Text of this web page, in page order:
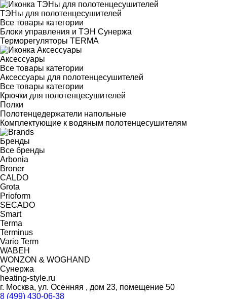
ТЭНы для полотенцесушителей
Все товары категории
Блоки управления и ТЭН Сунержа
Терморегуляторы TERMA
Аксессуары
Все товары категории
Аксессуары для полотенцесушителей
Все товары категории
Крючки для полотенцесушителей
Полки
Полотенцедержатели напольные
Комплектующие к водяным полотенцесушителям
Бренды
Все бренды
Arbonia
Broner
CALDO
Grota
Prioform
SECADO
Smart
Terma
Terminus
Vario Term
WABEH
WONZON & WOGHAND
Сунержа
heating-style.ru
г. Москва, ул. Осенняя , дом 23, помещение 50
8 (499) 430-06-38